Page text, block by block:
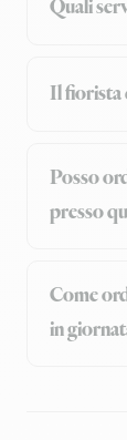
Quali
Il fiorista
Posso
presso
Come
in